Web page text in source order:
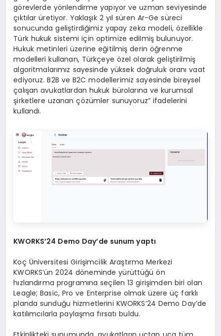
görevlerde yönlendirme yapıyor ve uzman seviyesinde
çıktılar üretiyor. Yaklaşık 2 yıl süren Ar-Ge süreci
sonucunda geliştirdiğimiz yapay zeka modeli, özellikle
Türk hukuk sistemi için optimize edilmiş bulunuyor.
Hukuk metinleri üzerine eğitilmiş derin öğrenme
modelleri kullanan, Türkçeye özel olarak geliştirilmiş
algoritmalarımız sayesinde yüksek doğruluk oranı vaat
ediyoruz. B2B ve B2C modellerimiz sayesinde bireysel
çalışan avukatlardan hukuk bürolarına ve kurumsal
şirketlere uzanan çözümler sunuyoruz” ifadelerini
kullandı.
KWORKS’24 Demo Day’de sunum yaptı
Koç Üniversitesi Girişimcilik Araştırma Merkezi
KWORKS’ün 2024 döneminde yürüttüğü ön
hızlandırma programına seçilen 13 girişimden biri olan
Leagle; Basic, Pro ve Enterprise olmak üzere üç farklı
planda sunduğu hizmetlerini KWORKS’24 Demo Day’de
katılımcılarla paylaşma fırsatı buldu.